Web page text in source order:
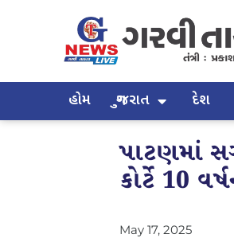
હોમ ગુજરાત દેશ
પાટણમાં
કોર્ટે 10
May 17, 2025